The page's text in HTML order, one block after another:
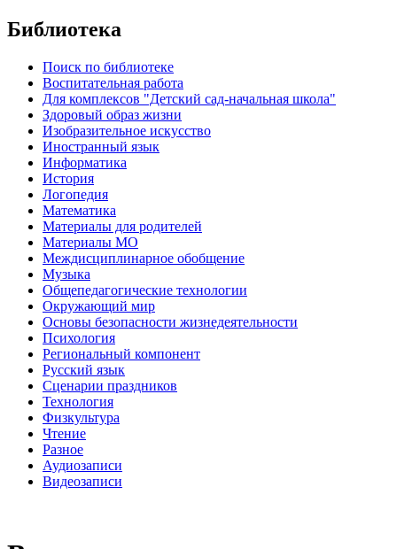
Библиотека
Поиск по библиотеке
Воспитательная работа
Для комплексов "Детский сад-начальная школа"
Здоровый образ жизни
Изобразительное искусство
Иностранный язык
Информатика
История
Логопедия
Математика
Материалы для родителей
Материалы МО
Междисциплинарное обобщение
Музыка
Общепедагогические технологии
Окружающий мир
Основы безопасности жизнедеятельности
Психология
Региональный компонент
Русский язык
Сценарии праздников
Технология
Физкультура
Чтение
Разное
Аудиозаписи
Видеозаписи